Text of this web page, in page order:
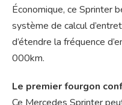
Économique, ce Sprinter
système de calcul
d’étendre la fréquence
000km.
Le premier fourgon